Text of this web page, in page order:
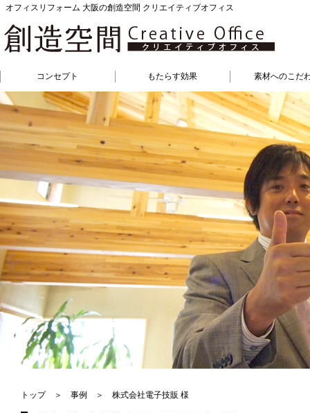
オフィスリフォーム 大阪の創造空間 クリエイティブオフィス
コンセプト もたらす効果 素材へのこだ
トップ＞ 事例 ＞ 株式会社電子技販 様